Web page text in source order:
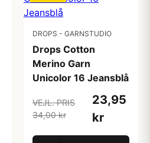
DROPS - GARNSTUDIO
Drops Cotton
Merino Garn
Unicolor 16 Jeansblå
VEJL. PRIS
34,00 kr
23,95
kr